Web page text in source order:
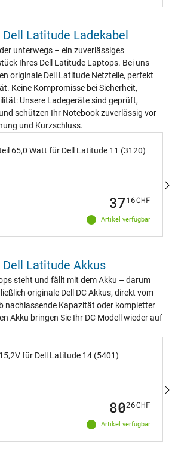
Latitude Ladekabel
unterwegs – ein zuverlässiges
Ihres Dell Latitude Laptops. Bei uns
originale Dell Latitude Netzteile, perfekt
Keine Kompromisse bei Sicherheit,
Unsere Ladegeräte sind geprüft,
schützen Ihr Notebook zuverlässig vor
und Kurzschluss.
65,0 Watt für Dell Latitude 11 (3120)
Artikel verfügbar
3716CHF
Latitude Akkus
steht und fällt mit dem Akku – darum
originale Dell DC Akkus, direkt vom
nachlassende Kapazität oder kompletter
Akku bringen Sie Ihr DC Modell wieder auf
für Dell Latitude 14 (5401)
Artikel verfügbar
8026CHF